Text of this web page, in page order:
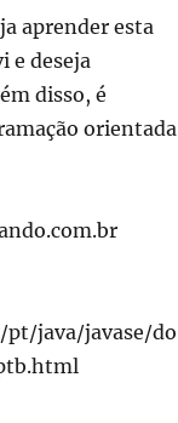
aprender esta
e deseja
disso, é
orientada
java/javase/do